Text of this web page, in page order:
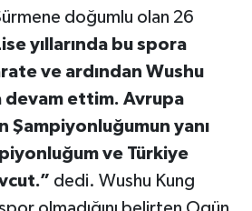
doğumlu olan 26
yıllarında bu spora
ve ardından Wushu
devam ettim. Avrupa
Şampiyonluğumun yanı
ve Türkiye
dedi. Wushu Kung